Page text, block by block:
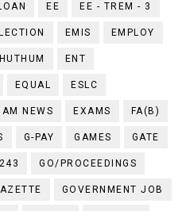
EE EE - TREM - 3
EMIS EMPLOY
ENT
EQUAL ESLC
NEWS EXAMS FA(B)
G-PAY GAMES GATE
GO/PROCEEDINGS
GOVERNMENT JOB